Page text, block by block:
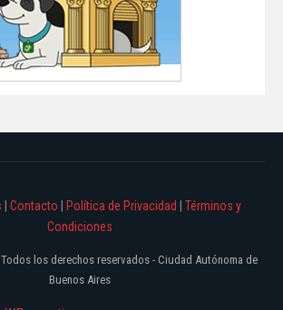
Contacto Política de Privacidad
Términos y
Condiciones
los derechos reservados - Ciudad Autónoma de
Buenos Aires